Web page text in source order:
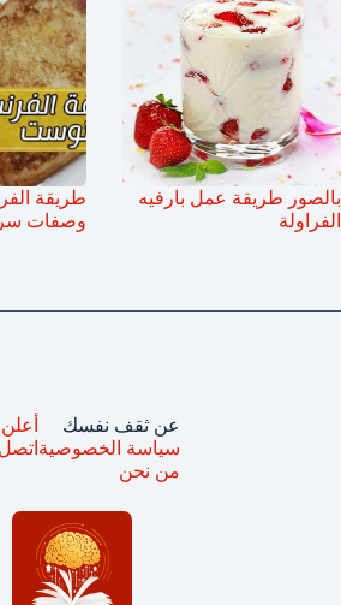
بالصور طريقة عمل بارفيه
الفراولة
وصفات
عن ثقف نفسك
سياسة الخصوصية
من نحن